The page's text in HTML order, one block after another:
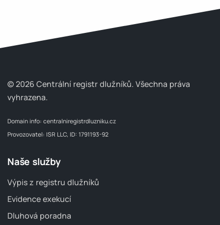
© 2026 Centrální registr dlužníků. Všechna práva
vyhrazena.
Domain info: centralniregistrdluzniku.cz
Provozovatel: ISR LLC, ID: 1791193-92
Naše služby
Výpis z registru dlužníků
Evidence exekucí
Dluhová poradna